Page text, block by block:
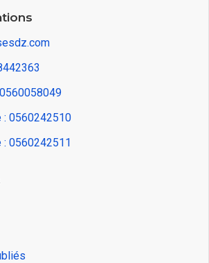
: 0560242510
: 0560242511